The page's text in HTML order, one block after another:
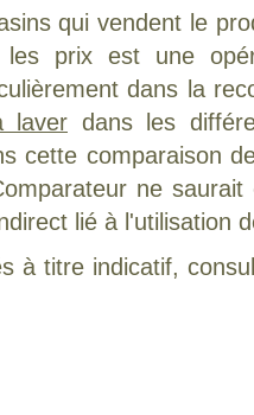
qui vendent le
prix est une
dans la
laver dans les
cette comparaison
ne
lié à l'utilisation
à titre indicatif,